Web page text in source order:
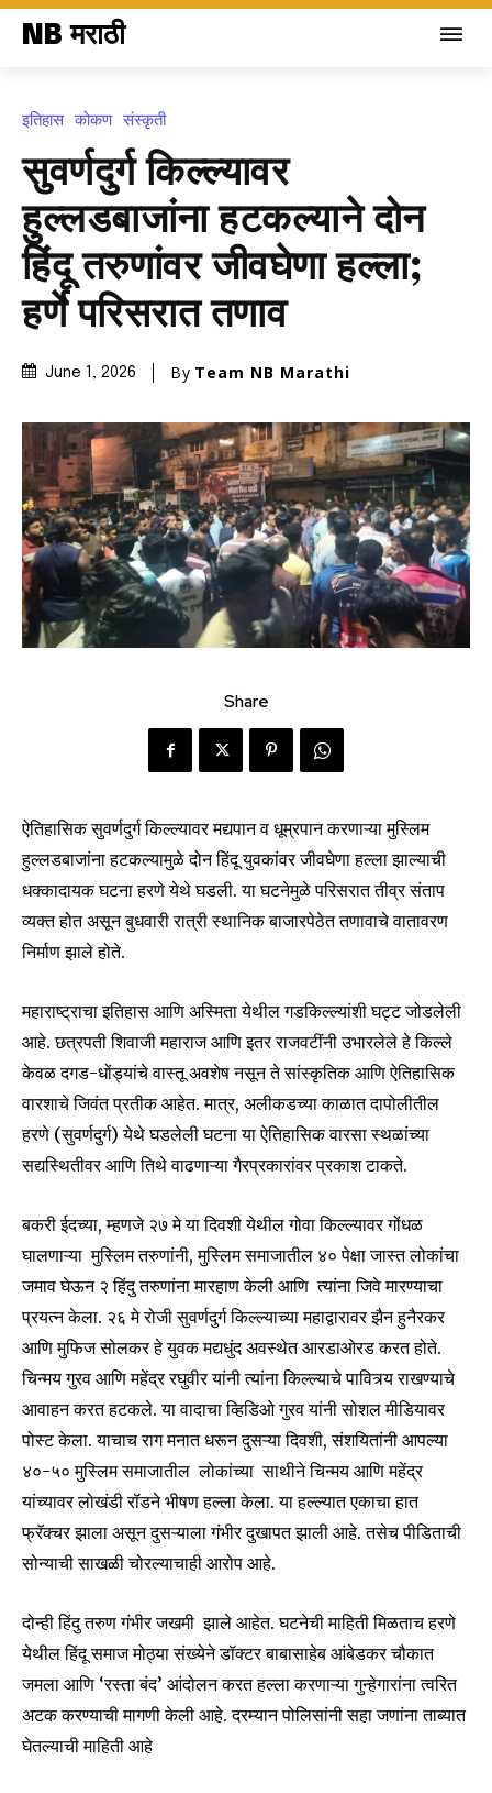
NB मराठी
इतिहास कोकण संस्कृती
सुवर्णदुर्ग किल्ल्यावर
हुल्लडबाजांना हटकल्याने दोन
हिंदू तरुणांवर जीवघेणा हल्ला;
हर्णे परिसरात तणाव
June 1, 2026 By Team NB Marathi
Share
ऐतिहासिक सुवर्णदुर्ग किल्ल्यावर मद्यपान व धूम्रपान करणाऱ्या मुस्लिम
हुल्लडबाजांना हटकल्यामुळे दोन हिंदू युवकांवर जीवघेणा हल्ला झाल्याची
धक्कादायक घटना हरणे येथे घडली. या घटनेमुळे परिसरात तीव्र संताप
व्यक्त होत असून बुधवारी रात्री स्थानिक बाजारपेठेत तणावाचे वातावरण
निर्माण झाले होते.
महाराष्ट्राचा इतिहास आणि अस्मिता येथील गडकिल्ल्यांशी घट्ट जोडलेली
आहे. छत्रपती शिवाजी महाराज आणि इतर राजवटींनी उभारलेले हे किल्ले
केवळ दगड-धोंड्यांचे वास्तू अवशेष नसून ते सांस्कृतिक आणि ऐतिहासिक
वारशाचे जिवंत प्रतीक आहेत. मात्र, अलीकडच्या काळात दापोलीतील
हरणे (सुवर्णदुर्ग) येथे घडलेली घटना या ऐतिहासिक वारसा स्थळांच्या
सद्यस्थितीवर आणि तिथे वाढणाऱ्या गैरप्रकारांवर प्रकाश टाकते.
बकरी ईदच्या, म्हणजे २७ मे या दिवशी येथील गोवा किल्ल्यावर गोंधळ
घालणाऱ्या मुस्लिम तरुणांनी, मुस्लिम समाजातील ४० पेक्षा जास्त लोकांचा
जमाव घेऊन २ हिंदु तरुणांना मारहाण केली आणि त्यांना जिवे मारण्याचा
प्रयत्न केला. २६ मे रोजी सुवर्णदुर्ग किल्ल्याच्या महाद्वारावर झैन हुनैरकर
आणि मुफिज सोलकर हे युवक मद्यधुंद अवस्थेत आरडाओरड करत होते.
चिन्मय गुरव आणि महेंद्र रघुवीर यांनी त्यांना किल्ल्याचे पावित्र्य राखण्याचे
आवाहन करत हटकले. या वादाचा व्हिडिओ गुरव यांनी सोशल मीडियावर
पोस्ट केला. याचाच राग मनात धरून दुसऱ्या दिवशी, संशयितांनी आपल्या
४०-५० मुस्लिम समाजातील लोकांच्या साथीने चिन्मय आणि महेंद्र
यांच्यावर लोखंडी रॉडने भीषण हल्ला केला. या हल्ल्यात एकाचा हात
फ्रॅक्चर झाला असून दुसऱ्याला गंभीर दुखापत झाली आहे. तसेच पीडिताची
सोन्याची साखळी चोरल्याचाही आरोप आहे.
दोन्ही हिंदु तरुण गंभीर जखमी झाले आहेत. घटनेची माहिती मिळताच हरणे
येथील हिंदू समाज मोठ्या संख्येने डॉक्टर बाबासाहेब आंबेडकर चौकात
जमला आणि ‘रस्ता बंद’ आंदोलन करत हल्ला करणाऱ्या गुन्हेगारांना त्वरित
अटक करण्याची मागणी केली आहे. दरम्यान पोलिसांनी सहा जणांना ताब्यात
घेतल्याची माहिती आहे